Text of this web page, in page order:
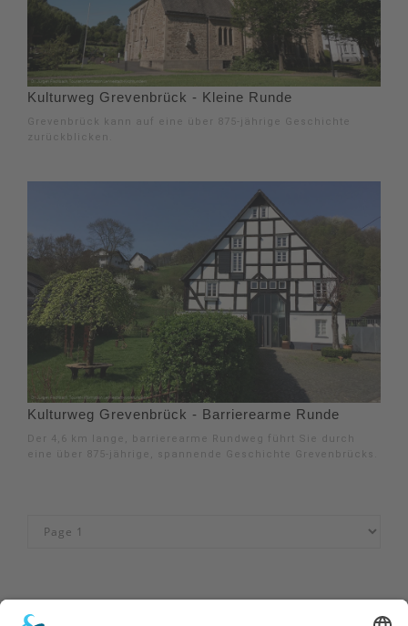
Kulturweg Grevenbrück - Kleine Runde
Grevenbrück kann auf eine über 875-jährige Geschichte
zurückblicken.
Kulturweg Grevenbrück - Barrierearme Runde
Der 4,6 km lange, barrierearme Rundweg führt Sie durch
eine über 875-jährige, spannende Geschichte Grevenbrücks.